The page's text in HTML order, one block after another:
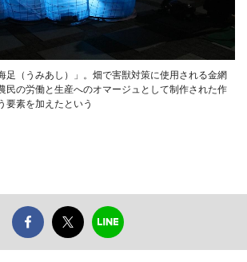
足（うみあし）」。畑で害獣対策に使用される金網
民の労働と生産へのオマージュとして制作された作
要素を加えたという